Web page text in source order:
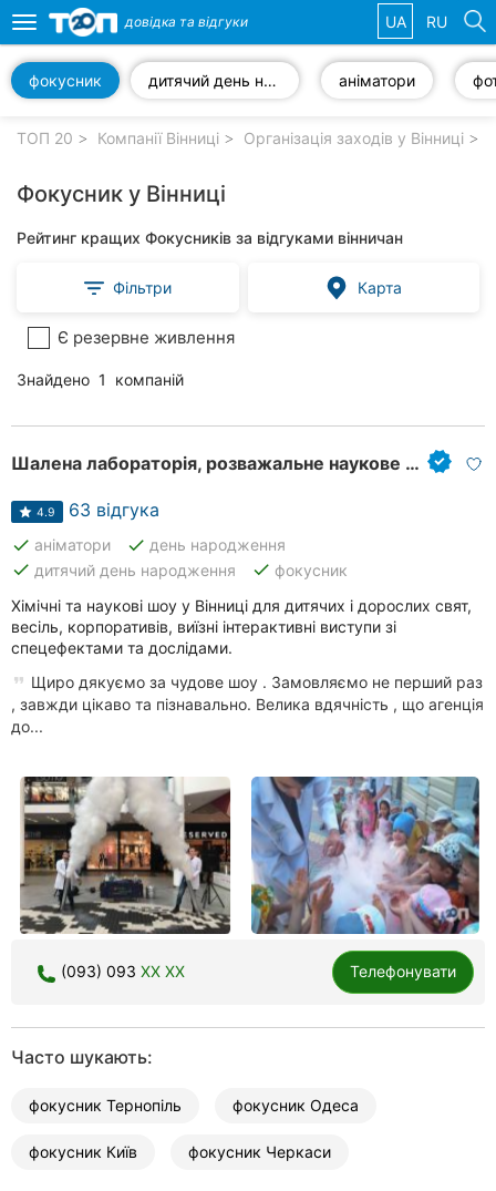
компанії
Популярні
клініки
Приватні
клініки
Автошколи
Ресторани
Всі
рубрики
міста:
Вінниця
Житомир
Тернопіль
Хмельницький
Одеса
Кропивницький
Київ
Toggle
navigation
довідка та відгуки UA RU
дитячий день народження аніматори
фокусник
ТОП 20 Компанії Вінниці Організація заходів у Вінниці
Фокусник у Вінниці
Рейтинг кращих Фокусників за відгуками вінничан
Фільтри Карта
Є резервне живлення
Знайдено 1 компаній
Шалена лабораторія, розважальне наукове шоу
4.9 63 відгука
done аніматори done день народження
done дитячий день народження done фокусник
Хімічні та наукові шоу у Вінниці для дитячих і дорослих свят,
весіль, корпоративів, виїзні інтерактивні виступи зі
спецефектами та дослідами.
Щиро дякуємо за чудове шоу . Замовляємо не перший раз
, завжди цікаво та пізнавально. Велика вдячність , що агенція
до...
(093) 093 XX XX Телефонувати
Часто шукають:
фокусник Тернопіль фокусник Одеса
фокусник Київ фокусник Черкаси